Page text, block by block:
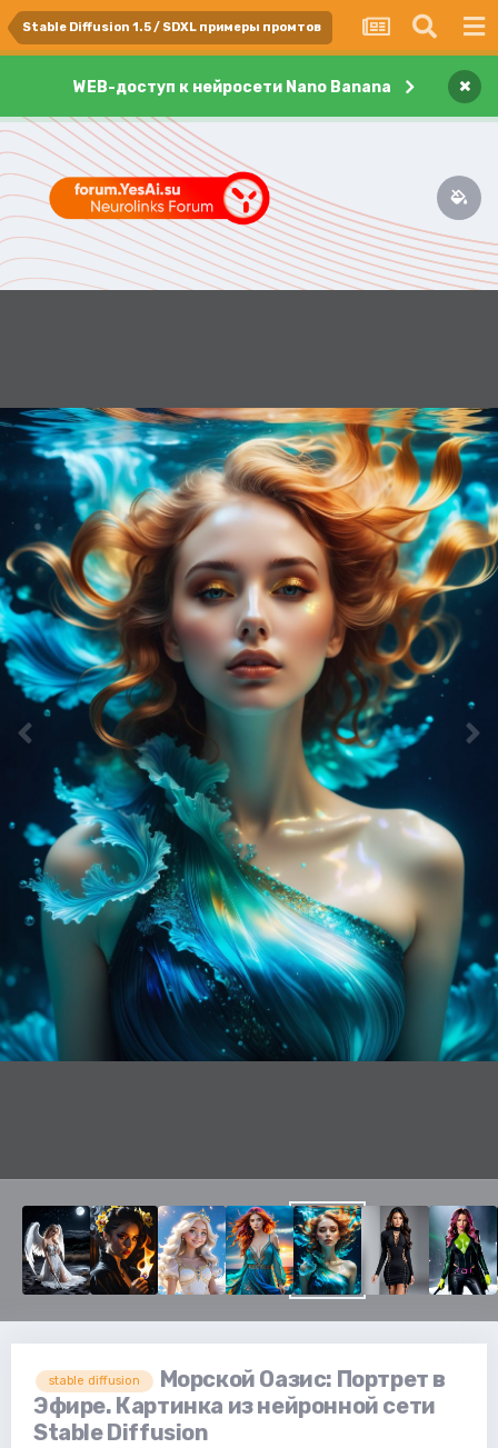
Stable Diffusion 1.5 / SDXL примеры промтов
WEB-доступ к нейросети Nano Banana ×
stable diffusion
Морской Оазис: Портрет в
Эфире. Картинка из нейронной сети
Stable Diffusion